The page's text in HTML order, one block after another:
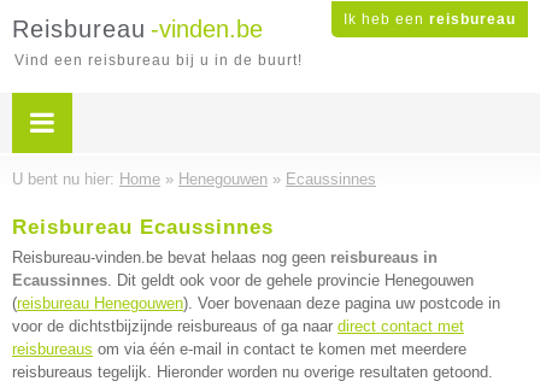
Ik heb een reisbureau
Reisbureau -vinden.be
Vind een reisbureau bij u in de buurt!
U bent nu hier: Home » Henegouwen » Ecaussinnes
Reisbureau Ecaussinnes
Reisbureau-vinden.be bevat helaas nog geen reisbureaus in
Ecaussinnes. Dit geldt ook voor de gehele provincie Henegouwen
(reisbureau Henegouwen). Voer bovenaan deze pagina uw postcode in
voor de dichtstbijzijnde reisbureaus of ga naar direct contact met
reisbureaus om via één e-mail in contact te komen met meerdere
reisbureaus tegelijk. Hieronder worden nu overige resultaten getoond.